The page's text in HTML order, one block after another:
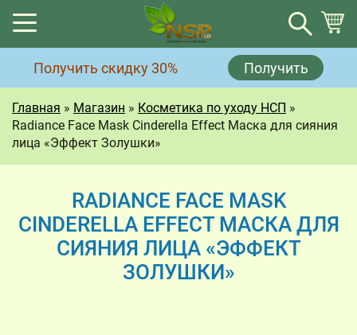
Получить скидку 30% Получить
Главная » Магазин » Косметика по уходу НСП »
Radiance Face Mask Cinderella Effect Маска для сияния
лица «Эффект Золушки»
RADIANCE FACE MASK
CINDERELLA EFFECT МАСКА ДЛЯ
СИЯНИЯ ЛИЦА «ЭФФЕКТ
ЗОЛУШКИ»
Корзина
Корзина пуста.